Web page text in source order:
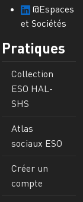
@Espaces
et Sociétés
Pratiques
Collection
ESO HAL-
SHS
Atlas
sociaux ESO
Créer un
compte